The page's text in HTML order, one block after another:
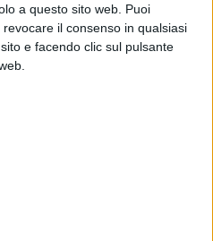
a questo sito web. Puoi
il consenso in qualsiasi
e facendo clic sul pulsante
previsto per il 7 gennaio
della stagione